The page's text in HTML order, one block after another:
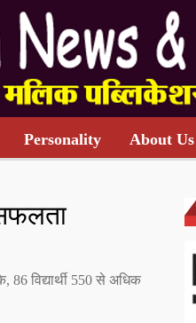
Personality About Us
86 विद्यार्थी 550 से अधिक